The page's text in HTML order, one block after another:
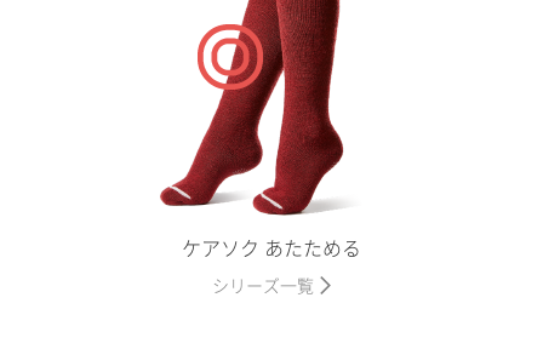
ケアソク あたためる
シリーズ一覧